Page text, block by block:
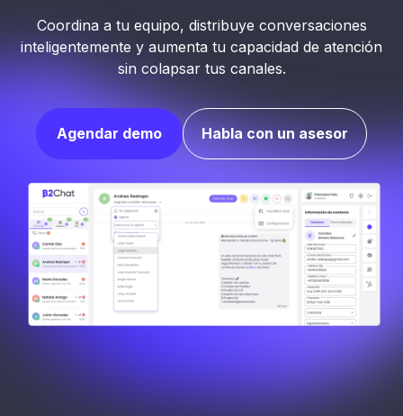
Coordina a tu equipo, distribuye conversaciones
inteligentemente y aumenta tu capacidad de atención
sin colapsar tus canales.
Agendar demo Habla con un asesor